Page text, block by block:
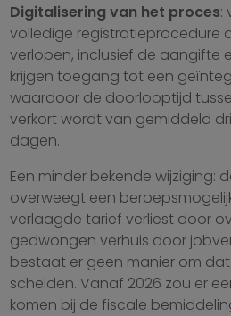
Digitalisering van het proces:
volledige registratieprocedure
verlopen, inclusief de aangifte
krijgen toegang tot een
waardoor de doorlooptijd
verkort wordt van gemiddeld
dagen.
Een minder bekende wijziging:
overweegt een
verlaagde tarief verliest door
gedwongen verhuis door
bestaat er geen manier om dat
schelden. Vanaf 2026 zou er
komen bij de fiscale